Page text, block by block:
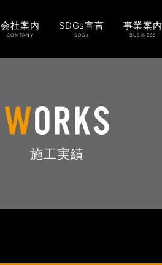
会社案内
COMPANY
SDGs宣言
SDGs
事業案内
BUSINESS
施工実績